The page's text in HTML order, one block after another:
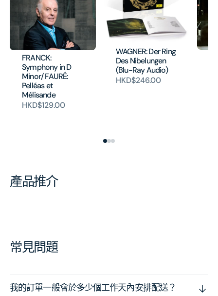
FRANCK:
Symphony in D
Minor/ FAURÉ:
Pelléas et
Mélisande
HKD$129.00
WAGNER: Der Ring
Des Nibelungen
(Blu-Ray Audio)
HKD$246.00
產品推介
常見問題
我的訂單一般會於多少個工作天內安排配送？